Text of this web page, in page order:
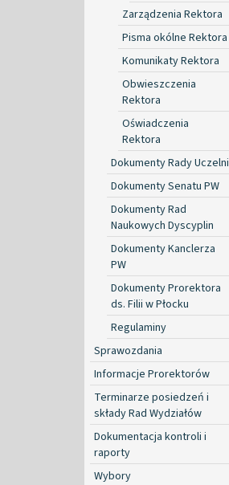
Zarządzenia Rektora
Pisma okólne Rektora
Komunikaty Rektora
Obwieszczenia
Rektora
Oświadczenia
Rektora
Dokumenty Rady Uczelni
Dokumenty Senatu PW
Dokumenty Rad
Naukowych Dyscyplin
Dokumenty Kanclerza
PW
Dokumenty Prorektora
ds. Filii w Płocku
Regulaminy
Sprawozdania
Informacje Prorektorów
Terminarze posiedzeń i
składy Rad Wydziałów
Dokumentacja kontroli i
raporty
Wybory